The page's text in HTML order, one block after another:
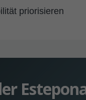
priorisieren